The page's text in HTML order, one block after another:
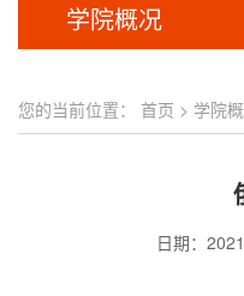
学院概况
您的当前位置： 首页 > 学院
日期：